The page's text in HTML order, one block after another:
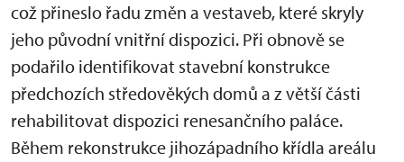
což přineslo řadu změn a vestaveb, které skryly
jeho původní vnitřní dispozici. Při obnově se
podařilo identifikovat stavební konstrukce
předchozích středověkých domů a z větší části
rehabilitovat dispozici renesančního paláce.
Během rekonstrukce jihozápadního křídla areálu